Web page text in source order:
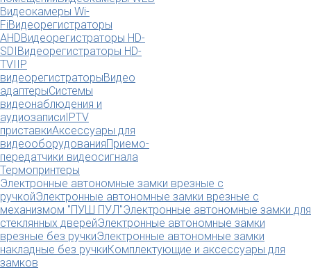
Видеокамеры Wi-
FiВидеорегистраторы
AHDВидеорегистраторы HD-
SDIВидеорегистраторы HD-
TVI IP
видеорегистраторыВидео
адаптерыСистемы
видеонаблюдения и
аудиозаписиIPTV
приставкиАксессуары для
видеооборудованияПриемо-
передатчики видеосигнала
Термопринтеры
Электронные автономные замки врезные с
ручкойЭлектронные автономные замки врезные с
механизмом "ПУШ ПУЛ"Электронные автономные замки для
стеклянных дверейЭлектронные автономные замки
врезные без ручкиЭлектронные автономные замки
накладные без ручкиКомплектующие и аксессуары для
замков